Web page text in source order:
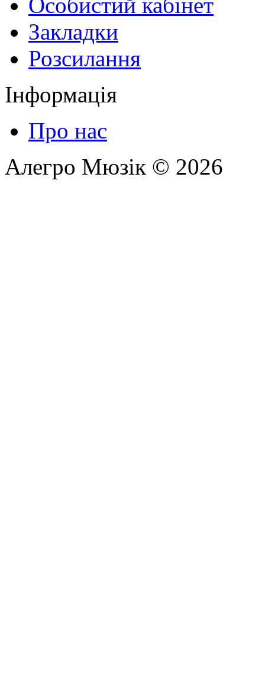
Особистий кабінет
Закладки
Розсилання
Інформація
Про нас
Алегро Мюзік © 2026